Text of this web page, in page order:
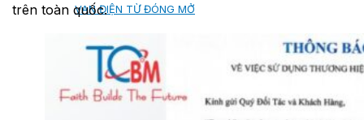
VAN ĐIỆN TỪ ĐÓNG MỞ
VAN MỘT CHIỀU
VAN ĐIỀU KHIỂN TỰ ĐỘNG
trên toàn quốc.